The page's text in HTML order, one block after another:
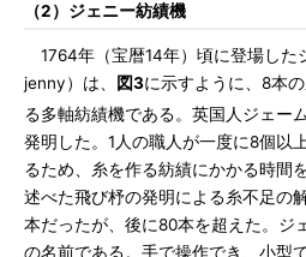
（2）ジェニー紡績機
1764年（宝暦14年）頃に登場した
jenny）は、
図3に示すように、8本
る多軸紡績機である。英国人ジェー
発明した。1人の職人が一度に8個以
るため、糸を作る紡績にかかる時間
述べた飛び杼の発明による糸不足の
本だったが、後に80本を超えた。ジ
の名前である。手で操作でき、小型